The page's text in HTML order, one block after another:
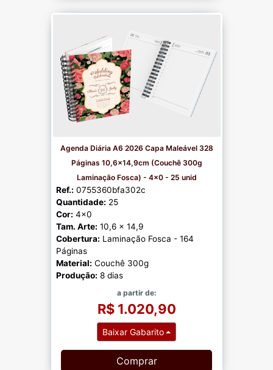
Agenda Diária A6 2026 Capa Maleável 328
Páginas 10,6x14,9cm (Couchê 300g
Laminação Fosca) - 4x0 - 25 unid
Ref.: 0755360bfa302c
Quantidade: 25
Cor: 4x0
Tam. Arte: 10,6 x 14,9
Cobertura: Laminação Fosca - 164
Páginas
Material: Couchê 300g
Produção: 8 dias
a partir de:
R$ 1.020,90
Baixar Gabarito
Comprar